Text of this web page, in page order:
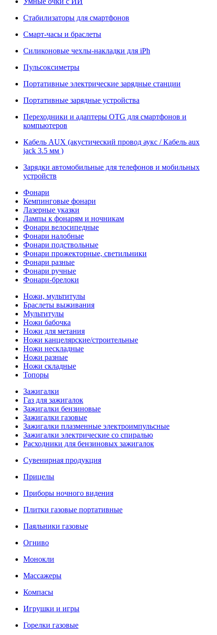
Стабилизаторы для смартфонов
Смарт-часы и браслеты
Силиконовые чехлы-накладки для iPh
Пульсоксиметры
Портативные электрические зарядные станции
Портативные зарядные устройства
Переходники и адаптеры OTG для смартфонов и
компьютеров
Кабель AUX (акустический провод аукс / Кабель aux
jack 3.5 мм )
Зарядки автомобильные для телефонов и мобильных
устройств
Фонари
Кемпинговые фонари
Лазерные указки
Лампы к фонарям и ночникам
Фонари велосипедные
Фонари налобные
Фонари подствольные
Фонари прожекторные, светильники
Фонари разные
Фонари ручные
Фонари-брелоки
Ножи, мультитулы
Браслеты выживания
Мультитулы
Ножи бабочка
Ножи для метания
Ножи канцелярские/строительные
Ножи нескладные
Ножи разные
Ножи складные
Топоры
Зажигалки
Газ для зажигалок
Зажигалки бензиновые
Зажигалки газовые
Зажигалки плазменные электроимпульсные
Зажигалки электрические со спиралью
Расходники для бензиновых зажигалок
Сувенирная продукция
Прицелы
Приборы ночного видения
Плитки газовые портативные
Паяльники газовые
Огниво
Монокли
Массажеры
Компасы
Игрушки и игры
Горелки газовые